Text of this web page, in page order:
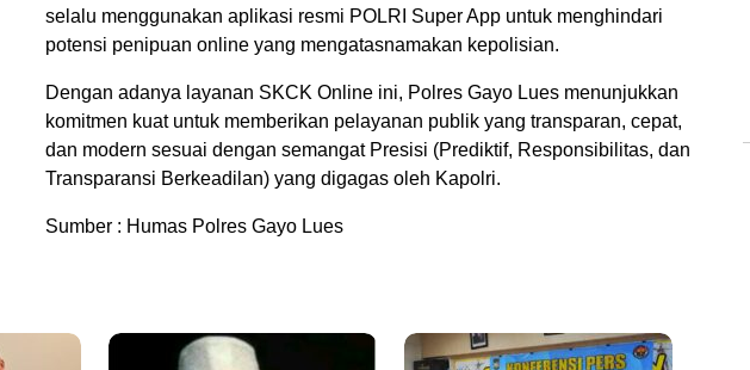
selalu menggunakan aplikasi resmi POLRI Super App untuk menghindari
potensi penipuan online yang mengatasnamakan kepolisian.
Dengan adanya layanan SKCK Online ini, Polres Gayo Lues menunjukkan
komitmen kuat untuk memberikan pelayanan publik yang transparan, cepat,
dan modern sesuai dengan semangat Presisi (Prediktif, Responsibilitas, dan
Transparansi Berkeadilan) yang digagas oleh Kapolri.
Sumber : Humas Polres Gayo Lues